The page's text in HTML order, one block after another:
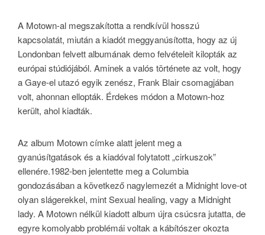
A Motown-al megszakította a rendkívül hosszú
kapcsolatát, miután a kiadót meggyanúsította, hogy az új
Londonban felvett albumának demo felvételeit kilopták az
európai stúdiójából. Aminek a valós története az volt, hogy
a Gaye-el utazó egyik zenész, Frank Blair csomagjában
volt, ahonnan ellopták. Érdekes módon a Motown-hoz
került, ahol kiadták.
Az album Motown címke alatt jelent meg a
gyanúsítgatások és a kiadóval folytatott „cirkuszok”
ellenére.1982-ben jelentette meg a Columbia
gondozásában a következő nagylemezét a Midnight love-ot
olyan slágerekkel, mint Sexual healing, vagy a Midnight
lady. A Motown nélkül kiadott album újra csúcsra jutatta, de
egyre komolyabb problémái voltak a kábítószer okozta